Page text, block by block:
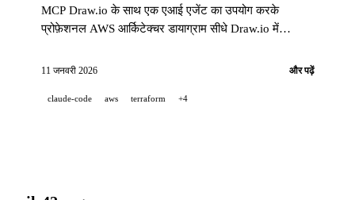
MCP Draw.io के साथ एक एआई एजेंट का उपयोग करके
प्रोफ़ेशनल AWS आर्किटेक्चर डायाग्राम सीधे Draw.io में
11 जनवरी 2026 और पढ़ें
claude-code aws terraform +4